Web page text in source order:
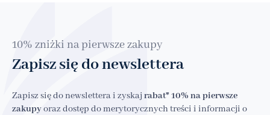
10% zniżki na pierwsze zakupy
Zapisz się do newslettera
Zapisz się do newslettera i zyskaj rabat* 10% na pierwsze
zakupyoraz dostęp do merytorycznych treści i informacji o